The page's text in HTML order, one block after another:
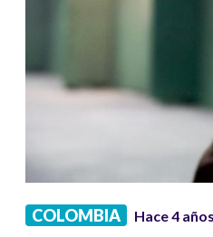
COLOMBIA Hace 4 años